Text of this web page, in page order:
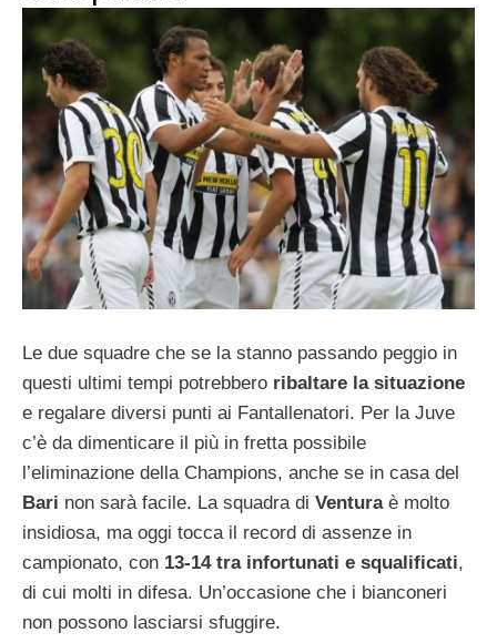
Le due squadre che se la stanno passando peggio in
questi ultimi tempi potrebbero ribaltare la situazione
e regalare diversi punti ai Fantallenatori. Per la Juve
c’è da dimenticare il più in fretta possibile
l’eliminazione della Champions, anche se in casa del
Bari non sarà facile. La squadra di Ventura è molto
insidiosa, ma oggi tocca il record di assenze in
campionato, con 13-14 tra infortunati e squalificati,
di cui molti in difesa. Un’occasione che i bianconeri
non possono lasciarsi sfuggire.